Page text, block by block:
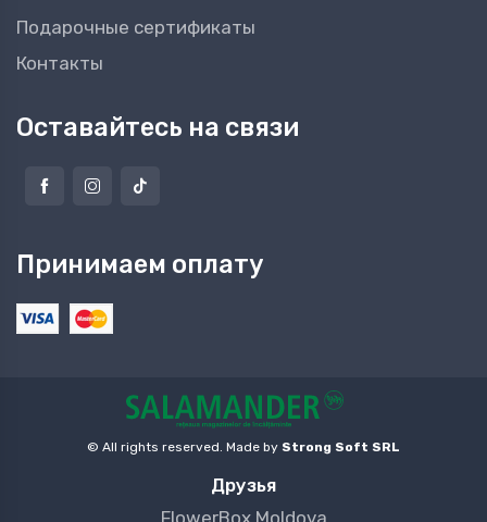
Подарочные сертификаты
Контакты
Оставайтесь на связи
Принимаем оплату
© All rights reserved. Made by Strong Soft SRL
Друзья